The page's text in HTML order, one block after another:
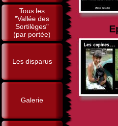
Tous les
"Vallée des
Sortilèges"
(par portée)
Les disparus
Galerie